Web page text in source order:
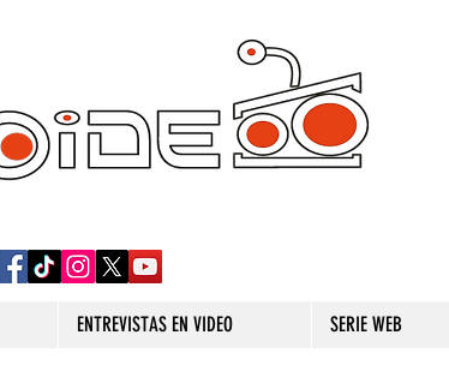
ENTREVISTAS EN VIDEO SERIE WEB